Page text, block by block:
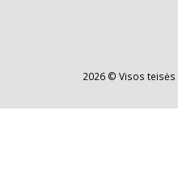
2026 © Visos